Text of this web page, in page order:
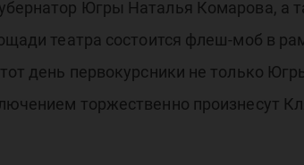
Югры Наталья Комарова, а
театра состоится флеш-моб в
день первокурсники не только
торжественно произнесут